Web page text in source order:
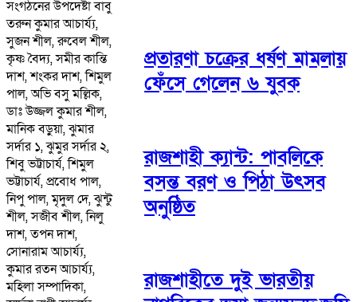
সংগঠনের উপদেষ্টা বাবু
তরুন কুমার আচার্য্য,
সুজন শীল, রুবেল শীল,
কৃষ্ণ বৈদ্য, সমীর কান্তি
দাশ, শংকর দাশ, শিমুল
পাল, অভি বসু মল্লিক,
ডাঃ উজ্জল কুমার শীল,
মানিক বড়ুয়া, ঝুমার
সর্দার ১, ঝুমুর সর্দার ২,
শিবু ভট্টাচার্য, শিমুল
ভট্টাচার্য, প্রবোধ পাল,
নিপু পাল, মৃদুল দে, ঝুন্টু
শীল, সজীব শীল, নিলু
দাশ, তপন দাশ,
সোনারাম আচার্য্য,
কুমার রতন আচার্য্য,
মহিলা সম্পাদিকা,
প্রতারণা চক্রের ধর্ষণ মামলায়
ফেঁসে গেলেন ৬ যুবক
রাজশাহী ক্যান্ট: পাবলিকে
বসন্ত বরণ ও পিঠা উৎসব
অনুষ্ঠিত
রাজশাহীতে দুই ভারতীয়